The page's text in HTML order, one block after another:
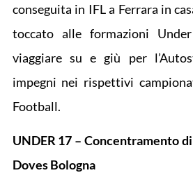
conseguita in IFL a Ferrara in
toccato alle formazioni
viaggiare su e giù per
impegni nei rispettivi
Football.
UNDER 17 – Concentramento
Doves Bologna